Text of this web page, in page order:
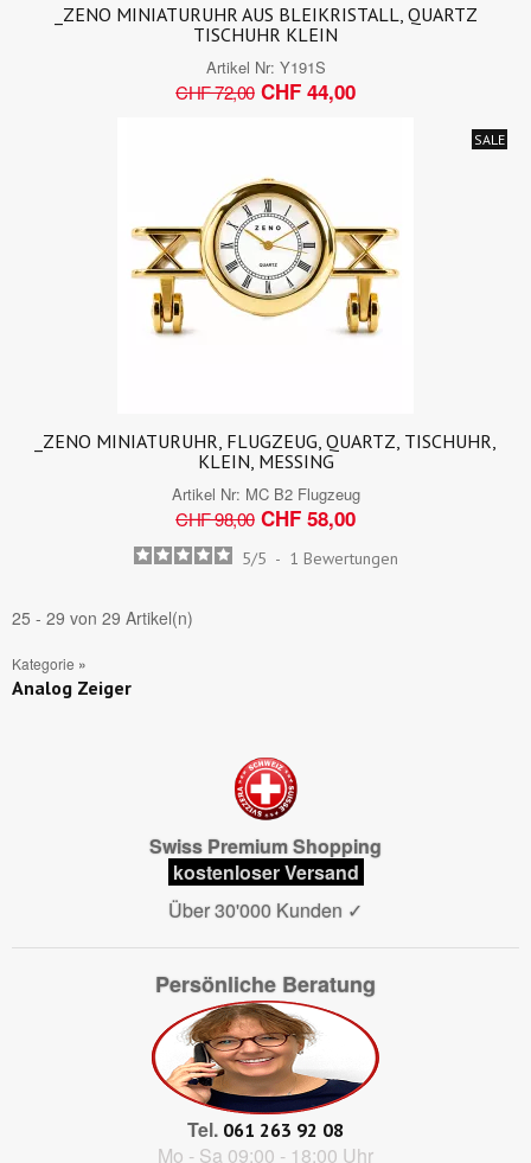
_ZENO MINIATURUHR AUS BLEIKRISTALL, QUARTZ
TISCHUHR KLEIN
Artikel Nr: Y191S
CHF 72,00 CHF 44,00
SALE
_ZENO MINIATURUHR, FLUGZEUG, QUARTZ, TISCHUHR,
KLEIN, MESSING
Artikel Nr: MC B2 Flugzeug
CHF 98,00 CHF 58,00
5/5 - 1 Bewertungen
25 - 29 von 29 Artikel(n)
Kategorie »
Analog Zeiger
Swiss Premium Shopping
kostenloser Versand
Über 30'000 Kunden ✓
Persönliche Beratung
Tel. 061 263 92 08
Mo - Sa 09:00 - 18:00 Uhr